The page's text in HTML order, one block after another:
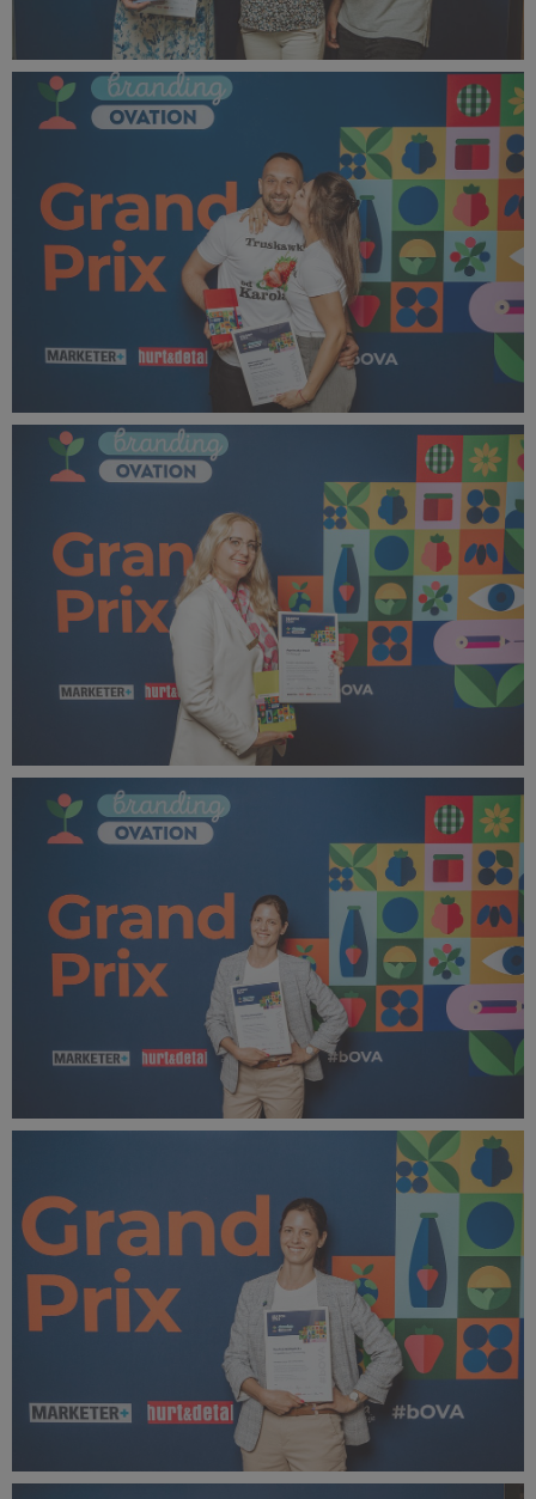
bOVA 2024 (36).jpg
517 KB
bOVA 2024 (37).jpg
354 KB
bOVA 2024 (38).jpg
399 KB
bOVA 2024 (39).jpg
371 KB
bOVA 2024 (40).jpg